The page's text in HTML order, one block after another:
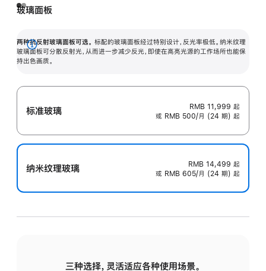
玻璃面板
两种抗反射玻璃面板可选。 标配的玻璃面板经过特别设计，反光率极低。纳米纹理
玻璃面板可分散反射光，从而进一步减少反光，即使在高亮光源的工作场所也能保
持出色画质。
展
开
标准玻璃 RMB 11,999 起
或 RMB 500/月 (24 期) 起
纳米纹理玻璃 RMB 14,499 起
或 RMB 605/月 (24 期) 起
三种选择，灵活适应各种使用场景。